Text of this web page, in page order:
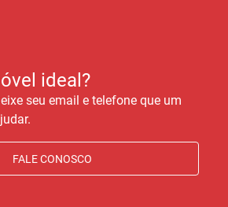
ideal?
seu email e telefone que um
FALE CONOSCO